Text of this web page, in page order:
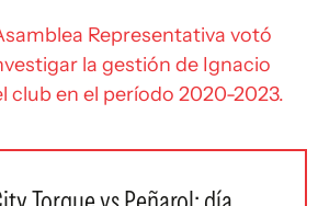
Representativa votó
la gestión de Ignacio
club en el período 2020-2023.